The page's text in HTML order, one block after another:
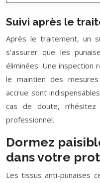
Suivi après le
Après le traitement, un
s’assurer que les
éliminées. Une inspection
le maintien des
accrue sont
cas de doute,
professionnel.
Dormez
dans votre
Les tissus anti-punaises